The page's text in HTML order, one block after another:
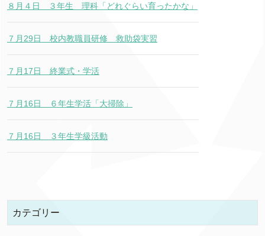
８月４日 ３年生 理科「どれぐらい育ったかな」
７月29日 校内教職員研修 救助袋実習
７月17日 終業式・学活
７月16日 ６年生学活「大掃除」
７月16日 ３年生学級活動
カテゴリー